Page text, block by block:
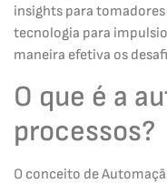
insights para
tecnologia para
maneira efetiva os
O que é a
processos?
O conceito de